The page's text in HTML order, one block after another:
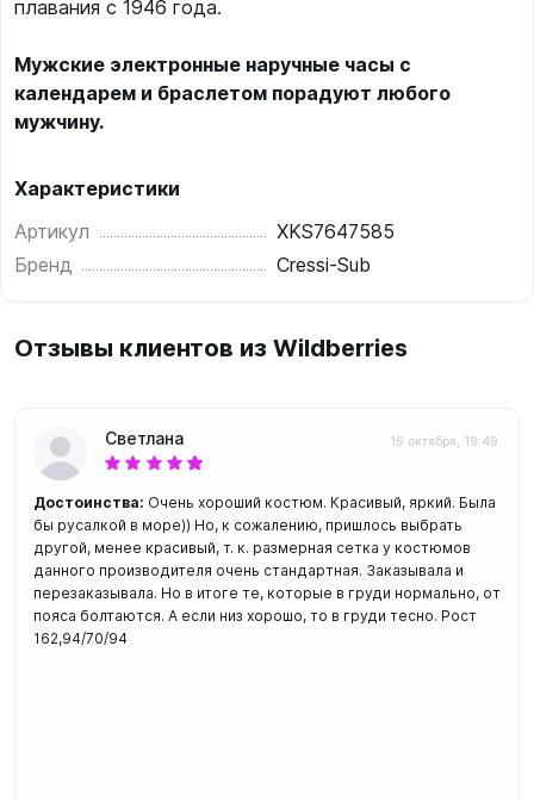
плавания с 1946 года.
Мужские электронные наручные часы с
календарем и браслетом порадуют любого
мужчину.
Характеристики
Артикул
XKS7647585
Бренд
Cressi-Sub
Отзывы клиентов из Wildberries
Светлана 16 октября, 19:49
Достоинства: Очень хороший костюм. Красивый, яркий. Была
бы русалкой в море)) Но, к сожалению, пришлось выбрать
другой, менее красивый, т. к. размерная сетка у костюмов
данного производителя очень стандартная. Заказывала и
перезаказывала. Но в итоге те, которые в груди нормально, от
пояса болтаются. А если низ хорошо, то в груди тесно. Рост
162,94/70/94